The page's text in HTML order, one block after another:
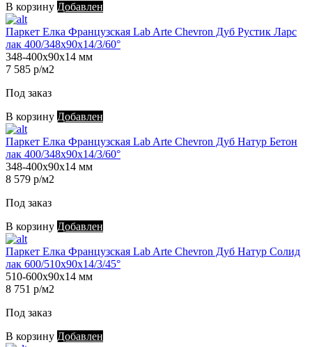
В корзину Добавлен
Паркет Елка Французская Lab Arte Chevron Дуб Рустик Ларс
лак 400/348х90х14/3/60°
348-400х90х14 мм
7 585 р/м2
Под заказ
В корзину Добавлен
Паркет Елка Французская Lab Arte Chevron Дуб Натур Бетон
лак 400/348х90х14/3/60°
348-400х90х14 мм
8 579 р/м2
Под заказ
В корзину Добавлен
Паркет Елка Французская Lab Arte Chevron Дуб Натур Солид
лак 600/510х90х14/3/45°
510-600х90х14 мм
8 751 р/м2
Под заказ
В корзину Добавлен